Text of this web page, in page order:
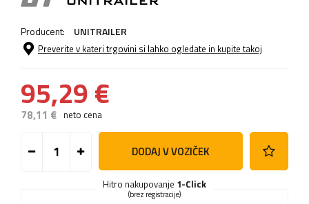
Producent: UNITRAILER
Preverite v kateri trgovini si lahko ogledate in kupite takoj
95,29 €
78,11 € neto cena
DODAJ V VOZIČEK
Hitro nakupovanje 1-Click
(brez registracije)